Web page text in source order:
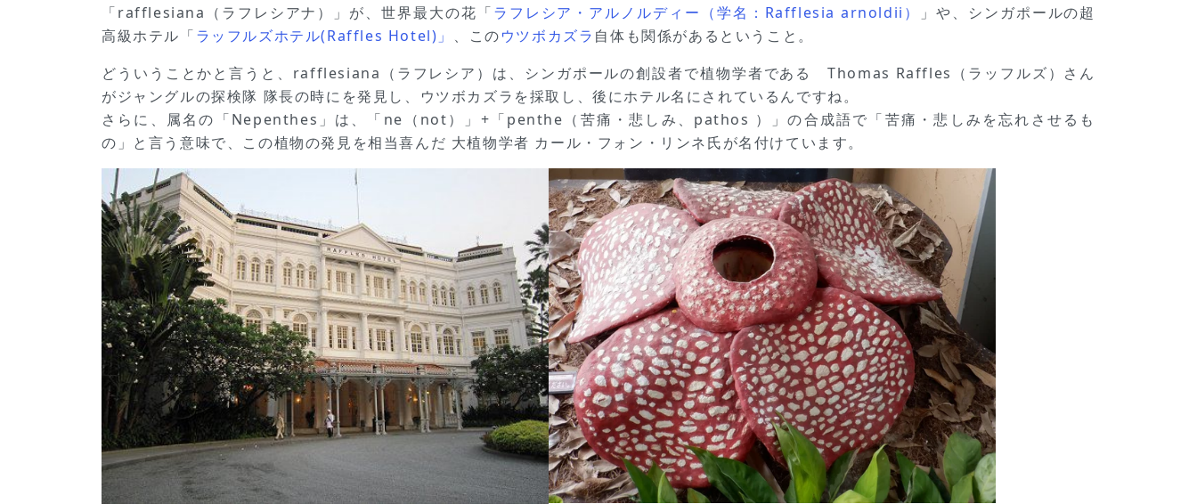
「rafflesiana（ラフレシアナ）」が、世界最大の花「ラフレシア・アルノルディー（学名：Rafflesia arnoldii）
」や、シンガポールの超
高級ホテル「ラッフルズホテル(Raffles Hotel)」 、このウツボカズラ 自体も関係があるということ。
どういうことかと言うと、rafflesiana（ラフレシア）は、シンガポールの創設者で植物学者である Thomas Raffles（ラッフルズ）さん
がジャングルの探検隊 隊長の時にを発見し、ウツボカズラを採取し、後にホテル名にされているんですね。
さらに、属名の「Nepenthes」は、「ne（not）」+「penthe（苦痛・悲しみ、pathos ）」の合成語で「苦痛・悲しみを忘れさせるも
の」と言う意味で、この植物の発見を相当喜んだ 大植物学者 カール・フォン・リンネ氏が名付けています。